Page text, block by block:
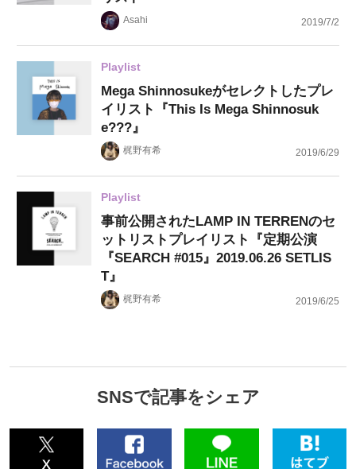
Asahi 2019/7/2
Playlist
Mega Shinnosukeがセレクトしたプレ
イリスト『This Is Mega Shinnosuk
e???』
梶野有希 2019/6/29
Playlist
事前公開されたLAMP IN TERRENのセ
ットリストプレイリスト『定期公演
『SEARCH #015』2019.06.26 SETLIS
T』
梶野有希 2019/6/25
SNSで記事をシェア